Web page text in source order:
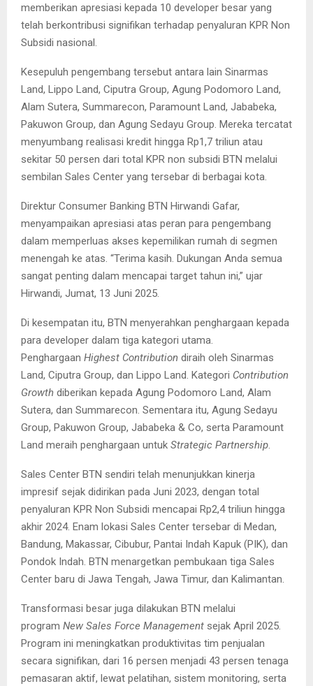
memberikan apresiasi kepada 10 developer besar yang
telah berkontribusi signifikan terhadap penyaluran KPR Non
Subsidi nasional.
Kesepuluh pengembang tersebut antara lain Sinarmas
Land, Lippo Land, Ciputra Group, Agung Podomoro Land,
Alam Sutera, Summarecon, Paramount Land, Jababeka,
Pakuwon Group, dan Agung Sedayu Group. Mereka tercatat
menyumbang realisasi kredit hingga Rp1,7 triliun atau
sekitar 50 persen dari total KPR non subsidi BTN melalui
sembilan Sales Center yang tersebar di berbagai kota.
Direktur Consumer Banking BTN Hirwandi Gafar,
menyampaikan apresiasi atas peran para pengembang
dalam memperluas akses kepemilikan rumah di segmen
menengah ke atas. “Terima kasih. Dukungan Anda semua
sangat penting dalam mencapai target tahun ini,” ujar
Hirwandi, Jumat, 13 Juni 2025.
Di kesempatan itu, BTN menyerahkan penghargaan kepada
para developer dalam tiga kategori utama.
Penghargaan Highest Contribution diraih oleh Sinarmas
Land, Ciputra Group, dan Lippo Land. Kategori Contribution
Growth diberikan kepada Agung Podomoro Land, Alam
Sutera, dan Summarecon. Sementara itu, Agung Sedayu
Group, Pakuwon Group, Jababeka & Co, serta Paramount
Land meraih penghargaan untuk Strategic Partnership.
Sales Center BTN sendiri telah menunjukkan kinerja
impresif sejak didirikan pada Juni 2023, dengan total
penyaluran KPR Non Subsidi mencapai Rp2,4 triliun hingga
akhir 2024. Enam lokasi Sales Center tersebar di Medan,
Bandung, Makassar, Cibubur, Pantai Indah Kapuk (PIK), dan
Pondok Indah. BTN menargetkan pembukaan tiga Sales
Center baru di Jawa Tengah, Jawa Timur, dan Kalimantan.
Transformasi besar juga dilakukan BTN melalui
program New Sales Force Management sejak April 2025.
Program ini meningkatkan produktivitas tim penjualan
secara signifikan, dari 16 persen menjadi 43 persen tenaga
pemasaran aktif, lewat pelatihan, sistem monitoring, serta